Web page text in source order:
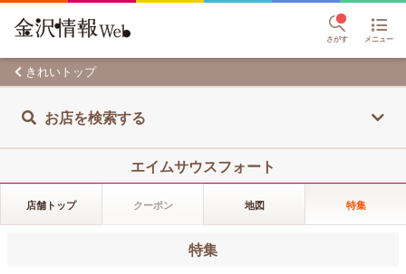
さがす メニュー
きれいトップ
お店を検索する
エイムサウスフォート
店舗トップ クーポン 地図 特集
特集